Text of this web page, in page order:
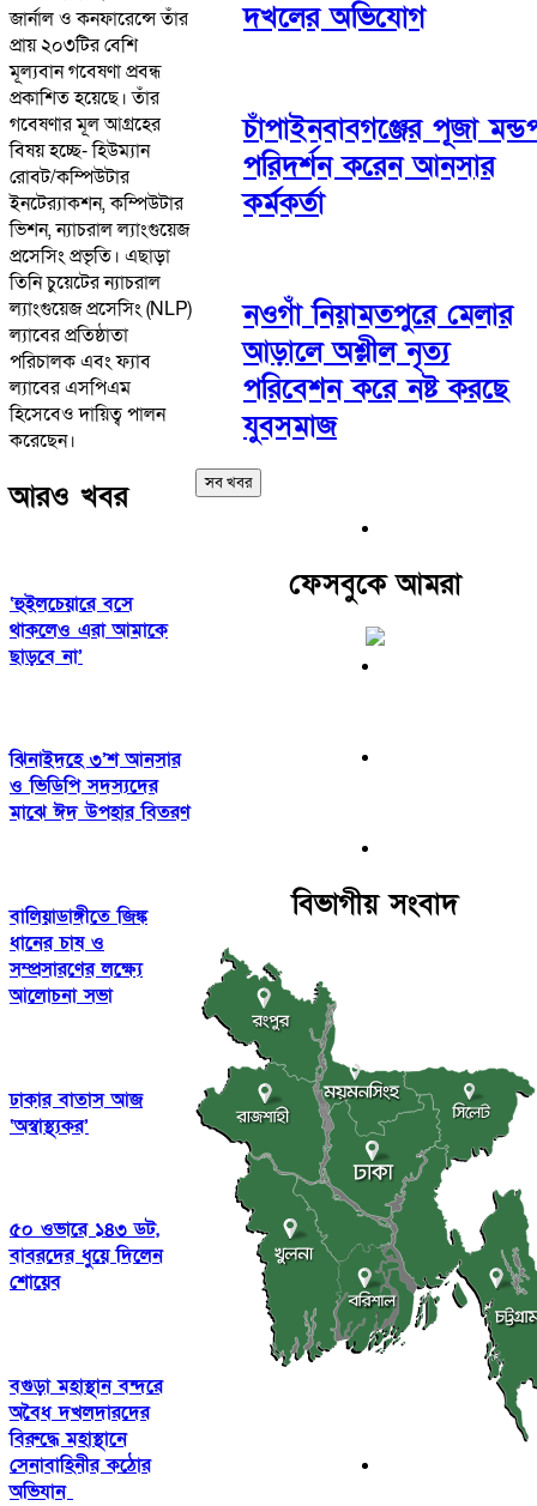
জার্নাল ও কনফারেন্সে তাঁর
প্রায় ২০৩টির বেশি
মূল্যবান গবেষণা প্রবন্ধ
প্রকাশিত হয়েছে। তাঁর
গবেষণার মূল আগ্রহের
বিষয় হচ্ছে- হিউম্যান
রোবট/কম্পিউটার
ইনটের‌্যাকশন, কম্পিউটার
ভিশন, ন্যাচরাল ল্যাংগুয়েজ
প্রসেসিং প্রভৃতি। এছাড়া
তিনি চুয়েটের ন্যাচরাল
ল্যাংগুয়েজ প্রসেসিং (NLP)
ল্যাবের প্রতিষ্ঠাতা
পরিচালক এবং ফ্যাব
ল্যাবের এসপিএম
হিসেবেও দায়িত্ব পালন
করেছেন।
আরও খবর
‘হুইলচেয়ারে বসে
থাকলেও এরা আমাকে
ছাড়বে না’
ঝিনাইদহে ৩’শ আনসার
ও ভিডিপি সদস্যদের
মাঝে ঈদ উপহার বিতরণ
বালিয়াডাঙ্গীতে জিঙ্ক
ধানের চাষ ও
সম্প্রসারণের লক্ষ্যে
আলোচনা সভা
ঢাকার বাতাস আজ
‘অস্বাস্থ্যকর’
৫০ ওভারে ১৪৩ ডট,
বাবরদের ধুয়ে দিলেন
শোয়েব
বগুড়া মহাস্থান বন্দরে
অবৈধ দখলদারদের
বিরুদ্ধে মহাস্থানে
সেনাবাহিনীর কঠোর
অভিযান
দখলের অভিযোগ
চাঁপাইনবাবগঞ্জের পূজা
পরিদর্শন করেন আনসার
কর্মকর্তা
নওগাঁ নিয়ামতপুরে মেলার
আড়ালে অশ্লীল নৃত্য
পরিবেশন করে নষ্ট করছে
যুবসমাজ
সব খবর
ফেসবুকে আমরা
বিভাগীয় সংবাদ